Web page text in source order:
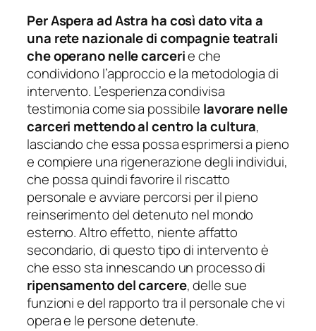
Per Aspera ad Astra ha così dato vita a
una rete nazionale di compagnie teatrali
che operano nelle carcerie che
condividono l’approccio e la metodologia di
intervento. L’esperienza condivisa
testimonia come sia possibile lavorare nelle
carceri mettendo al centro la cultura,
lasciando che essa possa esprimersi a pieno
e compiere una rigenerazione degli individui,
che possa quindi favorire il riscatto
personale e avviare percorsi per il pieno
reinserimento del detenuto nel mondo
esterno. Altro effetto, niente affatto
secondario, di questo tipo di intervento è
che esso sta innescando un processo di
ripensamento del carcere, delle sue
funzioni e del rapporto tra il personale che vi
opera e le persone detenute.